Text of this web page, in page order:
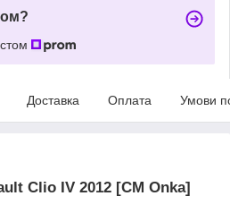
Доставка Оплата Умови
Clio IV 2012 [СМ Onka]